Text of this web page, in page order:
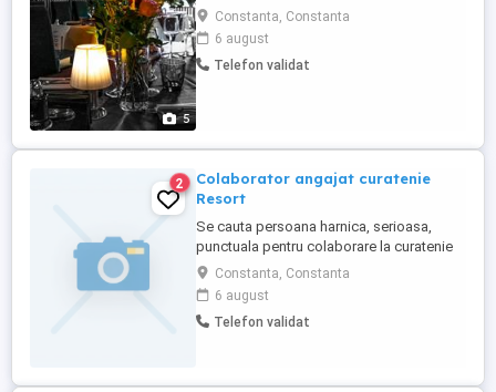
5
Bucătari:,ciorbe! Salate! Grătar! Pizza!
Aj.barman! Ospătari:băieți fete!
Salariu+procent vânzare! Se asigură loc
de muncă sigur și continu pe toată durata
Constanta, Constanta
6 august
Telefon validat
2
Colaborator angajat curatenie
Resort
Se cauta persoana harnica, serioasa,
punctuala pentru colaborare la curatenie
sau contract de munca. Locatia se afla in
Moieciu de Jos, Brasov. Permisul de
conducere constituie un avantaj.
Constanta, Constanta
6 august
Telefon validat